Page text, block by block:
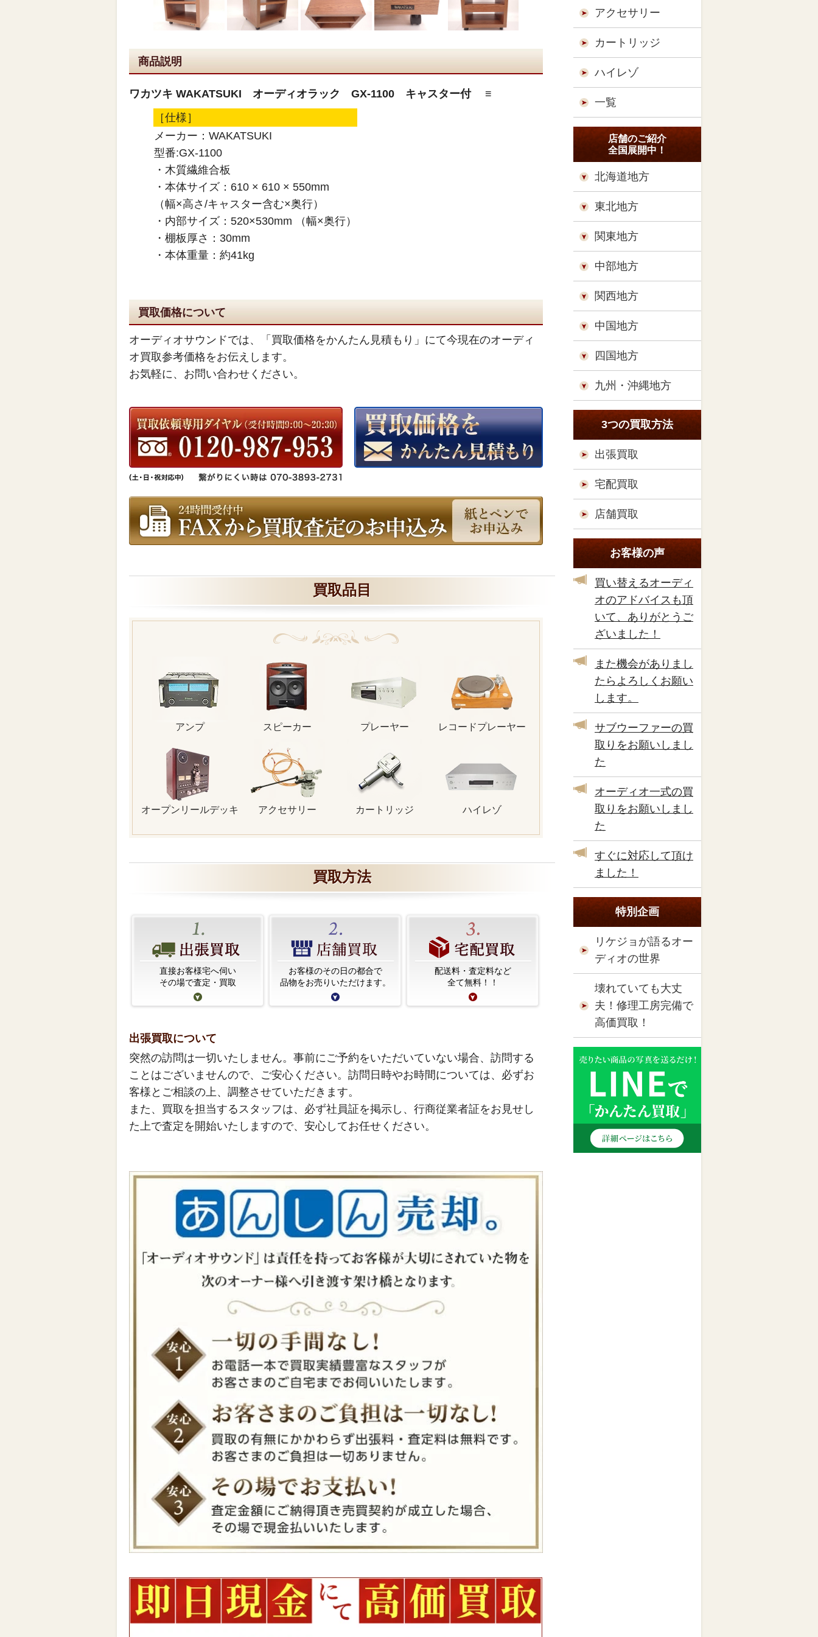
商品説明
ワカツキ WAKATSUKI オーディオラック GX-1100 キャスター付 ≡
［仕様］
メーカー：WAKATSUKI
型番:GX-1100
・木質繊維合板
・本体サイズ：610 × 610 × 550mm
（幅×高さ/キャスター含む×奥行）
・内部サイズ：520×530mm （幅×奥行）
・棚板厚さ：30mm
・本体重量：約41kg
買取価格について
オーディオサウンドでは、「買取価格をかんたん見積もり」にて今現在のオーディ
オ買取参考価格をお伝えします。
お気軽に、お問い合わせください。
買取品目
アンプ スピーカー プレーヤー レコードプレーヤー
オープンリールデッキ アクセサリー カートリッジ ハイレゾ
買取方法
直接お客様宅へ伺い
その場で査定・買取
お客様のその日の都合で
品物をお売りいただけます。
配送料・査定料など
全て無料！！
出張買取について
突然の訪問は一切いたしません。事前にご予約をいただいていない場合、訪問する
ことはございませんので、ご安心ください。訪問日時やお時間については、必ずお
客様とご相談の上、調整させていただきます。
また、買取を担当するスタッフは、必ず社員証を掲示し、行商従業者証をお見せし
た上で査定を開始いたしますので、安心してお任せください。
アクセサリー
カートリッジ
ハイレゾ
一覧
店舗のご紹介
全国展開中！
北海道地方
東北地方
関東地方
中部地方
関西地方
中国地方
四国地方
九州・沖縄地方
3つの買取方法
出張買取
宅配買取
店舗買取
お客様の声
買い替えるオーディ
オのアドバイスも頂
いて、ありがとうご
ざいました！
また機会がありまし
たらよろしくお願い
します。
サブウーファーの買
取りをお願いしまし
た
オーディオ一式の買
取りをお願いしまし
た
すぐに対応して頂け
ました！
特別企画
リケジョが語るオー
ディオの世界
壊れていても大丈
夫！修理工房完備で
高価買取！